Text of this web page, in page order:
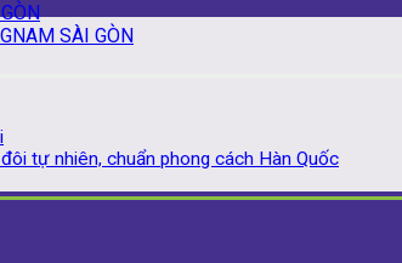
SÀI GÒN
tự nhiên, chuẩn phong cách Hàn Quốc